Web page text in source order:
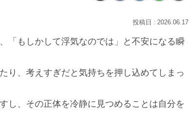
2026.06.17
「もしかして浮気なのでは」と不安になる瞬
り、考えすぎだと気持ちを押し込めてしまっ
し、その正体を冷静に見つめることは自分を